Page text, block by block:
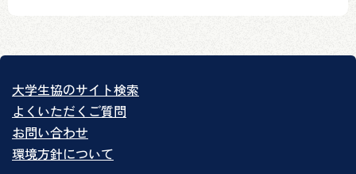
大学生協のサイト検索
よくいただくご質問
お問い合わせ
環境方針について